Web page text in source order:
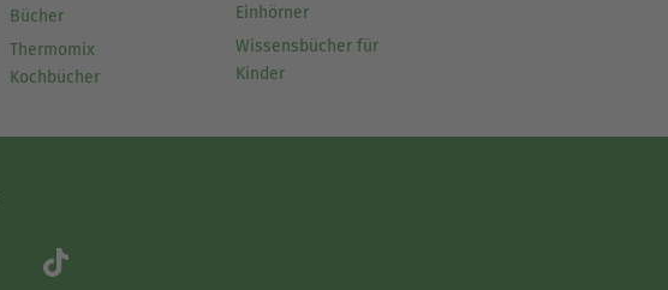
Bücher
Thermomix
Kochbücher
Einhörner
Wissensbücher für
Kinder